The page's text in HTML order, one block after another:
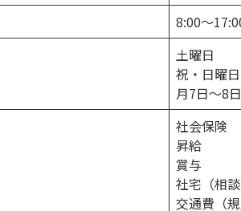
8:00〜
土曜日
祝・日曜日
月7日～8
社会保険
昇給
賞与
社宅（相談
交通費（規